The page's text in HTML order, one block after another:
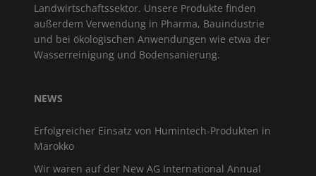
Landwirtschaftssektor. Unsere Produkte finden
außerdem Verwendung in Pharma, Bauindustrie
und bei ökologischen Anwendungen wie etwa der
Wasserreinigung und Bodensanierung.
NEWS
Erfolgreicher Einsatz von Humintech-Produkten in
Marokko
Wir waren auf der New AG International Annual